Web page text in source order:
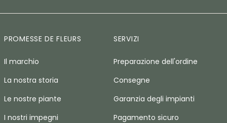
PROMESSE DE FLEURS
Il marchio
La nostra storia
Le nostre piante
I nostri impegni
SERVIZI
Preparazione dell'ordine
Consegne
Garanzia degli impianti
Pagamento sicuro